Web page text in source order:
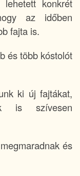
konkrét
az időben
fajta is.
és több kóstolót
ki új fajtákat,
is szívesen
és